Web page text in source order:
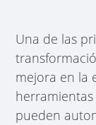
Una de las
mejora en la
herramientas
pueden